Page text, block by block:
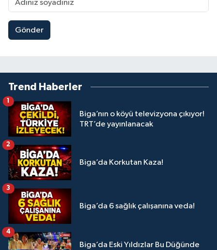
Gönder
Trend Haberler
Biga’nın o köyü televizyona çıkıyor!
TRT’de yayınlanacak
1
Biga’da Korkutan Kaza!
2
Biga’da 6 sağlık çalışanına veda!
3
Biga’da Eski Yıldızlar Bu Düğünde
4